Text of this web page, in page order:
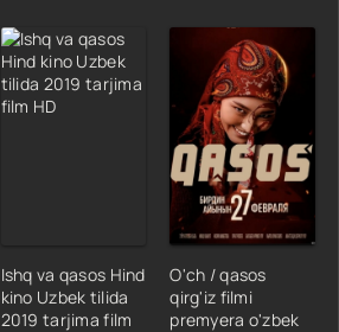
Ishq va qasos Hind
kino Uzbek tilida
2019 tarjima film
O'ch / qasos
qirg'iz filmi
premyera o'zbek